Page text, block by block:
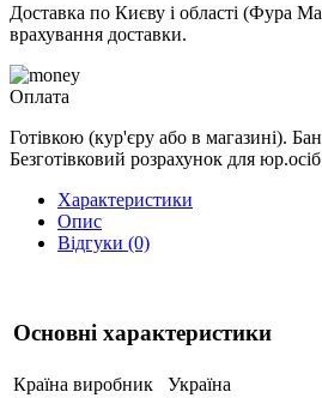
Доставка по Києву і області (Фура
врахування доставки.
Оплата
Готівкою (кур'єру або в магазині).
Безготівковий розрахунок для юр.осіб
Характеристики
Опис
Відгуки (0)
Основні характеристики
Країна виробник
Україна